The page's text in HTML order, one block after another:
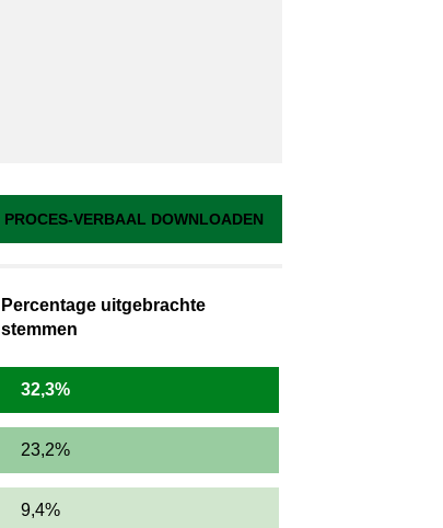
PROCES-VERBAAL DOWNLOADEN
Percentage uitgebrachte
stemmen
32,3%
23,2%
9,4%